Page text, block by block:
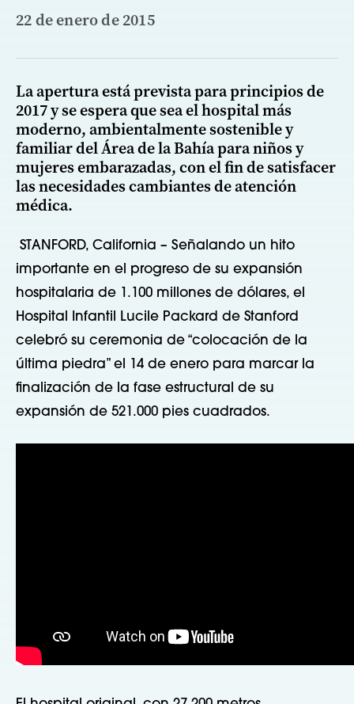
22 de enero de 2015
La apertura está prevista para principios de
2017 y se espera que sea el hospital más
moderno, ambientalmente sostenible y
familiar del Área de la Bahía para niños y
mujeres embarazadas, con el fin de satisfacer
las necesidades cambiantes de atención
médica.
STANFORD, California – Señalando un hito
importante en el progreso de su expansión
hospitalaria de 1.100 millones de dólares, el
Hospital Infantil Lucile Packard de Stanford
celebró su ceremonia de “colocación de la
última piedra” el 14 de enero para marcar la
finalización de la fase estructural de su
expansión de 521.000 pies cuadrados.